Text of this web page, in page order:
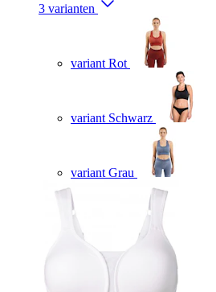
3 varianten
variant Rot
variant Schwarz
variant Grau